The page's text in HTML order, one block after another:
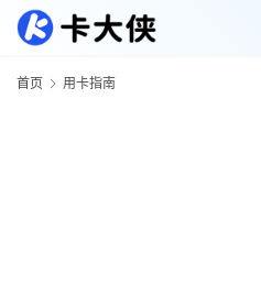
首页 用卡指南